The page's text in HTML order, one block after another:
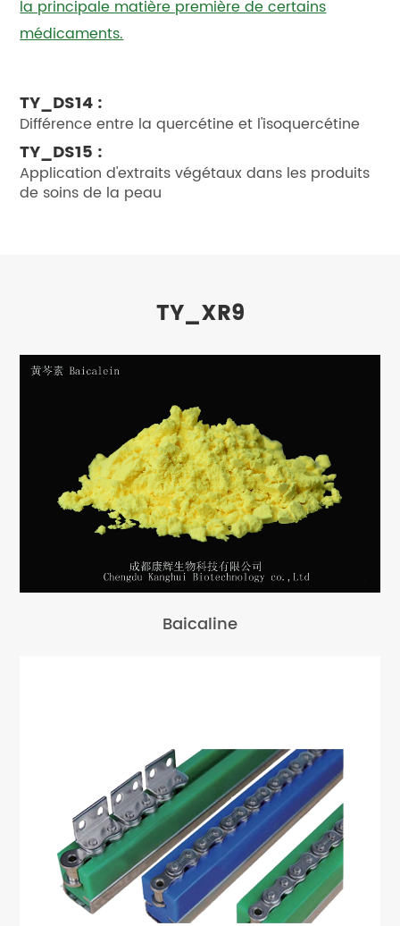
la principale matière première de certains
médicaments.
TY_DS14 :
Différence entre la quercétine et l'isoquercétine
TY_DS15 :
Application d'extraits végétaux dans les produits
de soins de la peau
TY_XR9
Baicaline